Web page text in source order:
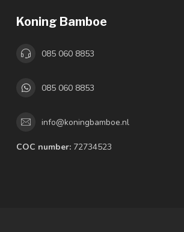
Koning Bamboe
085 060 8853
085 060 8853
info@koningbamboe.nl
COC number: 72734523